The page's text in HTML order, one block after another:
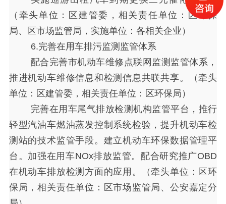
（牵头单位：区建管委，相关责任单位：区环保
局、区市场监管局，实施单位：各相关企业）
6.完善在用车排污监测监管体系
配合完善市机动车维修点联网监测监管体系，
推进机动车维修信息和检测信息共联共享。（牵头
单位：区建管委，相关责任单位：区环保局）
完善在用车尾气排放检测机构监管平台，推行
轻型汽油车燃油蒸发控制系统检验，提升机动车检
测站的技术监管手段。建立机动车环保数据管理平
台。加强在用车NOx排放监管。配合研究推广OBD
在机动车排放检测方面的应用。（牵头单位：区环
保局，相关责任单位：区市场监管局、公安嘉定分